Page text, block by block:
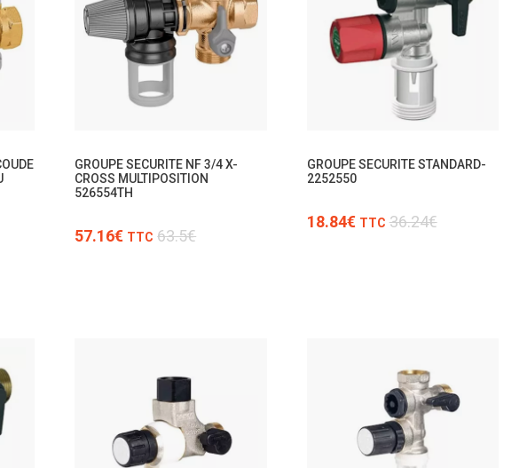
TTC
/PCE TTC
GROUPE SECURITE NF 3/4 X-
CROSS MULTIPOSITION
526554TH
57.16€ TTC 63.5€
GROUPE SECURITE STANDARD-
2252550
18.84€ TTC 36.24€
TTC TTC